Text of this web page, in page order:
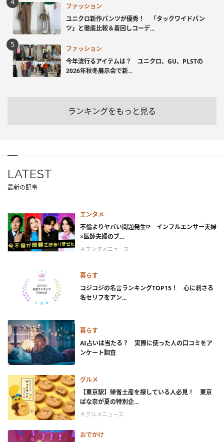
ファッション
ユニクロ新作パンツが優秀！ 「タックワイドパン
ツ」と徹底比較＆着回しコーデ...
ファッション
今年流行るアイテムは？ ユニクロ、GU、PLSTの
2026年秋冬展示会で新...
ランキングをもっと見る
LATEST
最新の記事
エンタメ
不倫よりヤバい問題発生!? インフルエンサー夫婦
×医師夫婦のブ...
＃エンタメニュース
暮らす
コジコジの名言ランキングTOP15！ 心に刺さる
名セリフをアン...
暮らす
AI占いは当たる？ 実際に使った人の口コミをア
ンケート調査
グルメ
【東京駅】帰省土産を探している人必見！ 東京
ばな奈が夏の特別企...
＃グルメニュース
おでかけ